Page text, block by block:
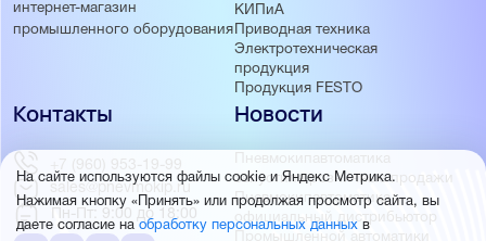
интернет-магазин
промышленного оборудования
КИПиА
Приводная техника
Электротехническая
продукция
Продукция FESTO
Новости
Пневмокипавтоматика
запустила розничные продажи
Пневмокипавтоматика –
официальный дистрибьютор
Промышленной автоматики
Контакты
+7 (960) 953-19-99
sales@pnevmokip.ru
Пн-Пт: 9:00 до 18:00
На сайте используются файлы cookie и Яндекс Метрика.
Нажимая кнопку «Принять» или продолжая просмотр сайта, вы
даете согласие наобработку персональных данных в